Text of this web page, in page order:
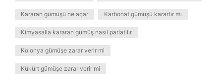
Kararan gümüşü ne açar Karbonat gümüşü karartır mı
Kimyasalla kararan gümüş nasıl parlatılır
Kolonya gümüşe zarar verir mi
Kükürt gümüşe zarar verir mi